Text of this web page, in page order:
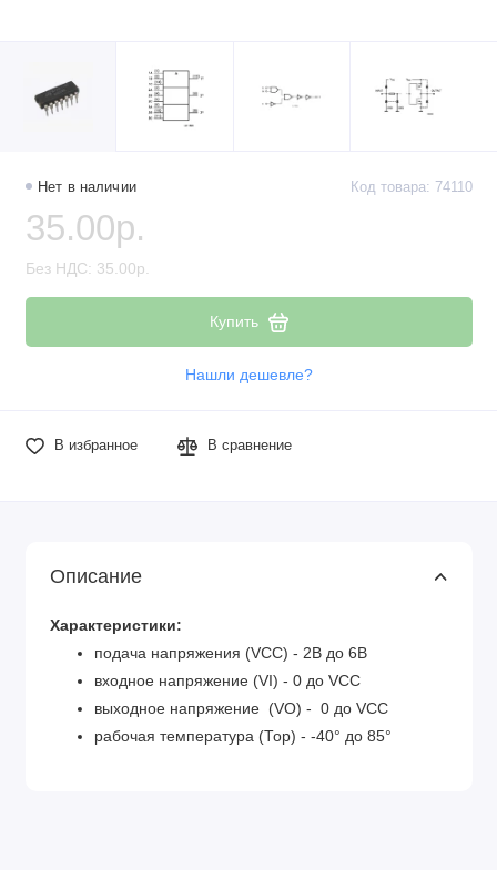
Разъёмы, штекеры и соединители
Стабилизаторы питания
Транзисторы
Нет в наличии Код товара: 74110
35.00р.
Без НДС: 35.00р.
Купить
Нашли дешевле?
В избранное В сравнение
Описание
Характеристики:
подача напряжения (VCC) - 2В до 6В
входное напряжение (VI) - 0 до VCC
выходное напряжение (VО) - 0 до VCC
рабочая температура (Top) - -40° до 85°